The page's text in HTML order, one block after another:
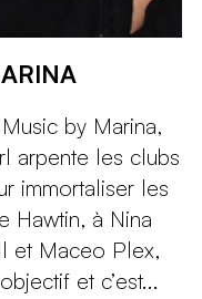
by Marina,
arpente les clubs
immortaliser les
Hawtin, à Nina
et Maceo Plex,
et c’est...